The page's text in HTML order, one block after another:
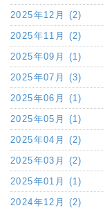
2025年12月 (2)
2025年11月 (2)
2025年09月 (1)
2025年07月 (3)
2025年06月 (1)
2025年05月 (1)
2025年04月 (2)
2025年03月 (2)
2025年01月 (1)
2024年12月 (2)